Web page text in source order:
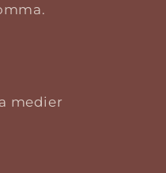
medier